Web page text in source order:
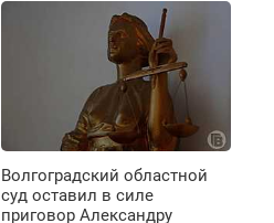
Волгоградский областной
суд оставил в силе
приговор Александру